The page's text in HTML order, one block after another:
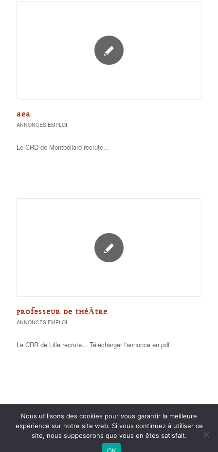
AEA
ANNONCES EMPLOI
Le CRD de Montbéliard recrute...
PROFESSEUR DE THÉÂTRE
ANNONCES EMPLOI
Le CRR de Lille recrute... Télécharger l'annonce en pdf
Nous utilisons des cookies pour vous garantir la meilleure
expérience sur notre site web. Si vous continuez à utiliser ce
site, nous supposerons que vous en êtes satisfait.
OK